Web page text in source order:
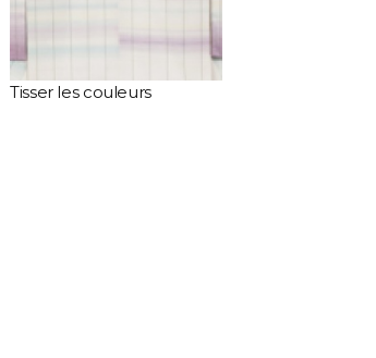
Tisser les couleurs